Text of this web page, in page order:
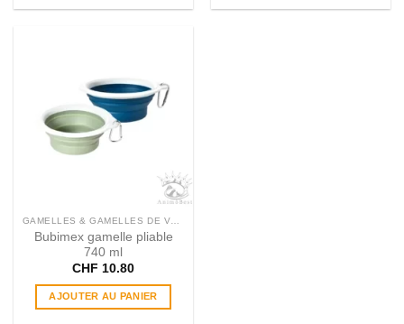
Bubimex gamelle pliable
740 ml
CHF 10.80
AJOUTER AU PANIER